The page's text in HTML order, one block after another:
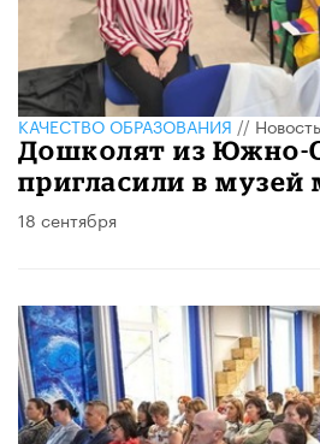
КАЧЕСТВО ОБРАЗОВАНИЯ//Новость
​Дошколят из Южно-
пригласили в
18 сентября